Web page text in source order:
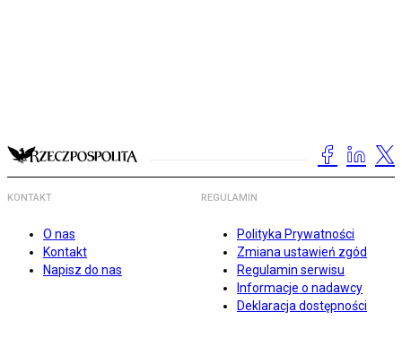
KONTAKT
O nas
Kontakt
Napisz do nas
REGULAMIN
Polityka Prywatności
Zmiana ustawień zgód
Regulamin serwisu
Informacje o nadawcy
Deklaracja dostępności